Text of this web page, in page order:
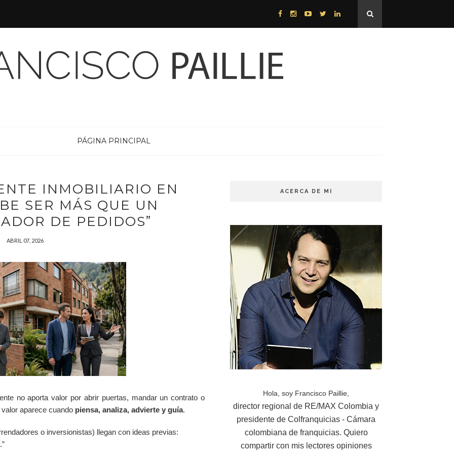
PÁGINA PRINCIPAL
INMOBILIARIO EN
SER MÁS QUE UN
DE PEDIDOS”
ABRIL 07, 2026
no aporta valor por abrir puertas, mandar un contrato o
aparece cuando piensa, analiza, advierte y guía.
o inversionistas) llegan con ideas previas:
ACERCA DE MI
Hola, soy Francisco Paillie,
director regional de RE/MAX Colombia y
presidente de Colfranquicias - Cámara
colombiana de franquicias. Quiero
compartir con mis lectores opiniones